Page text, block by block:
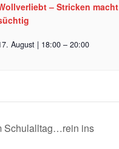
– Stricken macht
August | 18:00 – 20:00
Schulalltag…rein ins